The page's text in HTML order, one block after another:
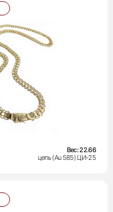
Вес:22.66
цепь (Au 585) ЦИ-25